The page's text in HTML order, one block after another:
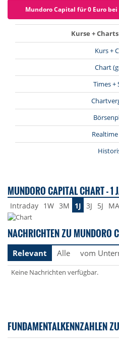
Mundoro Capital für 0 Euro bei
Kurse +
Kurs +
Chart
Times +
MUNDORO CAPITAL CHART - 1
Intraday 1W 3M 1J 3J 5J
NACHRICHTEN ZU MUNDORO
Relevant Alle vom
Keine Nachrichten verfügbar.
FUNDAMENTALKENNZAHLEN